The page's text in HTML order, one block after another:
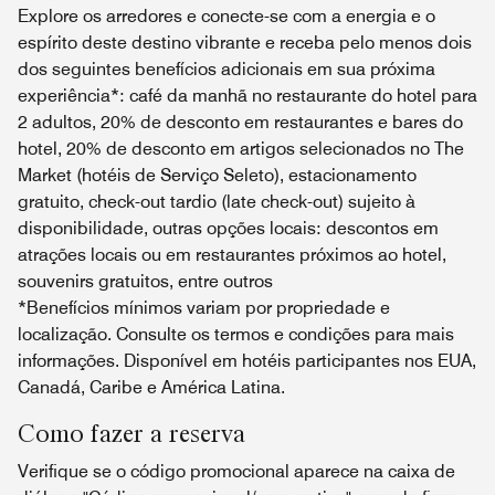
Explore os arredores e conecte-se com a energia e o
espírito deste destino vibrante e receba pelo menos dois
dos seguintes benefícios adicionais em sua próxima
experiência*: café da manhã no restaurante do hotel para
2 adultos, 20% de desconto em restaurantes e bares do
hotel, 20% de desconto em artigos selecionados no The
Market (hotéis de Serviço Seleto), estacionamento
gratuito, check-out tardio (late check-out) sujeito à
disponibilidade, outras opções locais: descontos em
atrações locais ou em restaurantes próximos ao hotel,
souvenirs gratuitos, entre outros
*Benefícios mínimos variam por propriedade e
localização. Consulte os termos e condições para mais
informações. Disponível em hotéis participantes nos EUA,
Canadá, Caribe e América Latina.
Como fazer a reserva
Verifique se o código promocional aparece na caixa de